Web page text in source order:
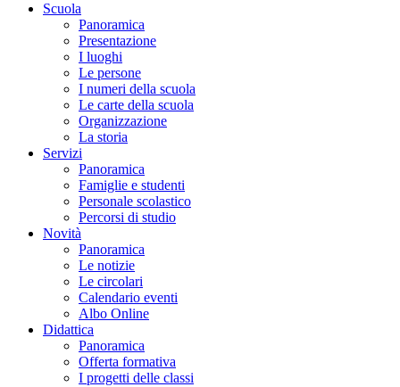
Scuola
Panoramica
Presentazione
I luoghi
Le persone
I numeri della scuola
Le carte della scuola
Organizzazione
La storia
Servizi
Panoramica
Famiglie e studenti
Personale scolastico
Percorsi di studio
Novità
Panoramica
Le notizie
Le circolari
Calendario eventi
Albo Online
Didattica
Panoramica
Offerta formativa
I progetti delle classi